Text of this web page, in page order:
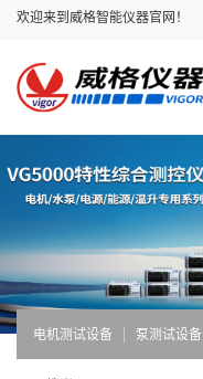
欢迎来到威格智能仪器官网！
电机测试设备 泵测试设备